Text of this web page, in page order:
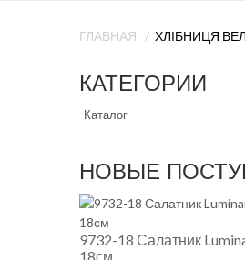
ГЛАВНАЯ ХЛІБНИЦЯ
КАТЕГОРИИ
Каталог
НОВЫЕ
9732-18 Салатник
18см